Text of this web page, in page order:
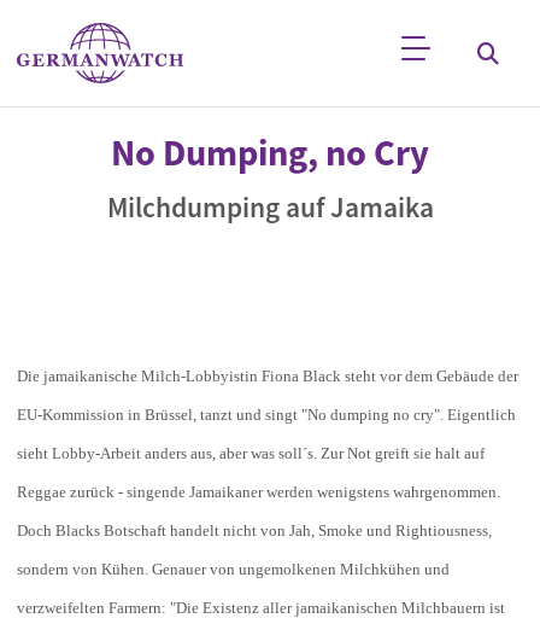
Direkt zum Inhalt
StichwortsucheNo Dumping, no Cry
Milchdumping auf Jamaika
Die jamaikanische Milch-Lobbyistin Fiona Black steht vor dem Gebäude der
EU-Kommission in Brüssel, tanzt und singt "No dumping no cry". Eigentlich
sieht Lobby-Arbeit anders aus, aber was soll´s. Zur Not greift sie halt auf
Reggae zurück - singende Jamaikaner werden wenigstens wahrgenommen.
Doch Blacks Botschaft handelt nicht von Jah, Smoke und Rightiousness,
sondern von Kühen. Genauer von ungemolkenen Milchkühen und
verzweifelten Farmern: "Die Existenz aller jamaikanischen Milchbauern ist